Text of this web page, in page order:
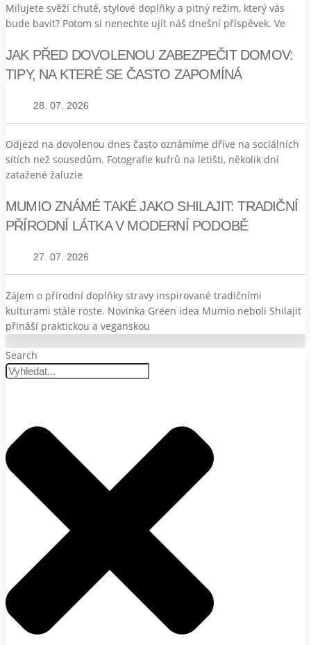
Milujete svěží chutě, stylové doplňky a pitný režim, který vás
bude bavit? Potom si nenechte ujít náš dnešní příspěvek. Ve
JAK PŘED DOVOLENOU ZABEZPEČIT DOMOV:
TIPY, NA KTERÉ SE ČASTO ZAPOMÍNÁ
28. 07. 2026
Odjezd na dovolenou dnes často oznámíme dříve na sociálních
sítích než sousedům. Fotografie kufrů na letišti, několik dní
zatažené žaluzie
MUMIO ZNÁMÉ TAKÉ JAKO SHILAJIT: TRADIČNÍ
PŘÍRODNÍ LÁTKA V MODERNÍ PODOBĚ
27. 07. 2026
Zájem o přírodní doplňky stravy inspirované tradičními
kulturami stále roste. Novinka Green idea Mumio neboli Shilajit
přináší praktickou a veganskou
Search